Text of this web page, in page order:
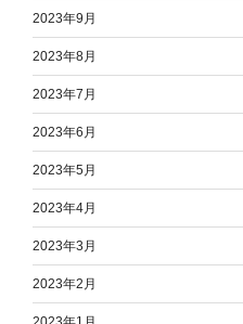
2023年9月
2023年8月
2023年7月
2023年6月
2023年5月
2023年4月
2023年3月
2023年2月